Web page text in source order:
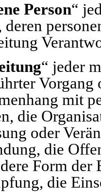
Person“
deren
“ jeder
Vorgang
mit
die
oder
die
Form
die